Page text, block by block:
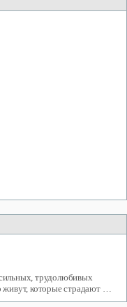
трудолюбивых
живут, которые страдают …